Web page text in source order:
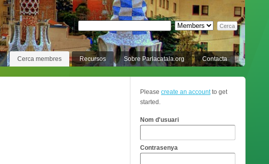
Cerca membres Recursos Sobre Parlacatala.org Contacta
Please create an accountto get
started.
Nom d'usuari
Contrasenya